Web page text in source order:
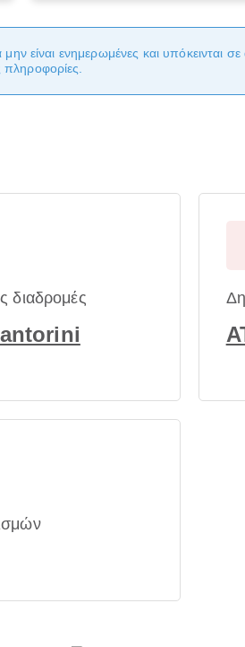
είναι ενημερωμένες και υπόκεινται
διαδρομές